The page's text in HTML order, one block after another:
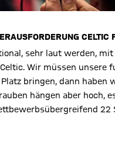
CELTIC
sehr laut werden,
Wir müssen unsere
bringen, dann haben
hängen aber hoch,
22